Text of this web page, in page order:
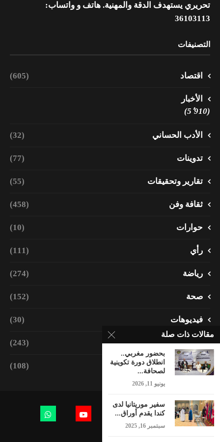
تحريري يستهدف الدقة والمهنية. هاتف و واتساب:
36103113
التصنيفات
اقتصاد (605)
الأخبار
(5٬910)
الأدب الحساني (32)
تدوينات (77)
تقارير وتحقيقات (55)
ثقافة وفن (458)
حوارات (10)
رأي (111)
رياضة (274)
صحة (152)
فيديوهات (30)
مجتمع (243)
منوعات (108)
مقالات ذات صلة
بحضور مغربي..
انطلاق دورة تكوينية
لصحافة...
يونيو 11, 2026
سفير موريتانيا لدى
كندا يقدم أوراق...
سبتمبر 16, 2025